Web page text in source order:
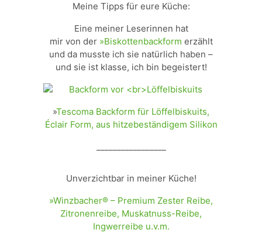
Meine Tipps für eure Küche:
Eine meiner Leserinnen hat
mir von der »Biskottenbackform erzählt
und da musste ich sie natürlich haben –
und sie ist klasse, ich bin begeistert!
»Tescoma Backform für Löffelbiskuits,
Éclair Form, aus hitzebeständigem Silikon
Unverzichtbar in meiner Küche!
»Winzbacher® – Premium Zester Reibe,
Zitronenreibe, Muskatnuss-Reibe,
Ingwerreibe u.v.m.